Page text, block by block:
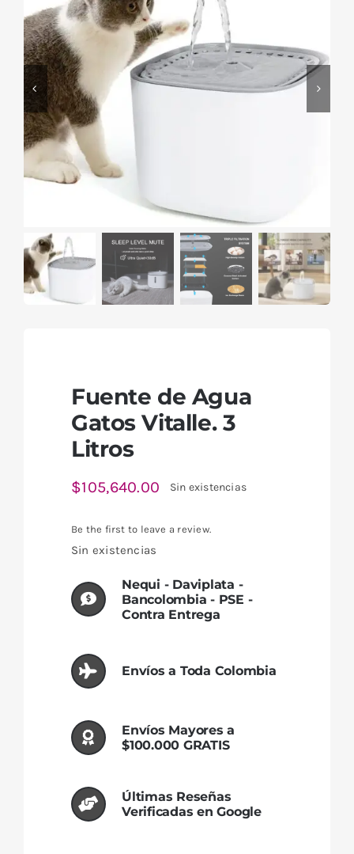
Fuente de Agua
Gatos Vitalle. 3
Litros
$105,640.00 Sin existencias
Be the first to leave a review.
Sin existencias
Nequi - Daviplata -
Bancolombia - PSE -
Contra Entrega
Envíos a Toda Colombia
Envíos Mayores a
$100.000 GRATIS
Últimas Reseñas
Verificadas en Google